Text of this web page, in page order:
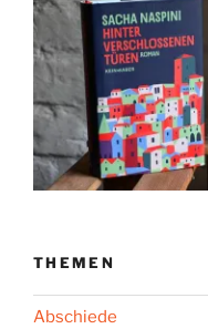
THEMEN
Abschiede